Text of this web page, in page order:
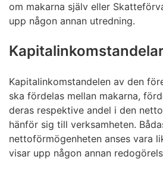
om makarna själv eller
upp någon annan utredning.
Kapitalinkomstandelar
Kapitalinkomstandelen av den
ska fördelas mellan makarna,
deras respektive andel i den
hänför sig till verksamheten.
nettoförmögenheten anses vara
visar upp någon annan